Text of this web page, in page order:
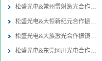
松盛光电&常州雷射激光合作振镜
松盛光电&大恒新纪元合作振镜同
松盛光电&大族激光合作振镜同轴
松盛光电&东莞冈川光电合作振镜